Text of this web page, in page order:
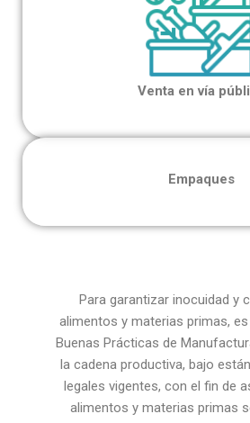
Venta envía
Empaques
Para garantizar inocuidad y
alimentos y materias primas,
Buenas Prácticas de
la cadena productiva, bajo
legales vigentes, con el fin de
alimentos y materias primas